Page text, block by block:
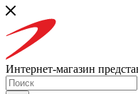
Интернет-магазин